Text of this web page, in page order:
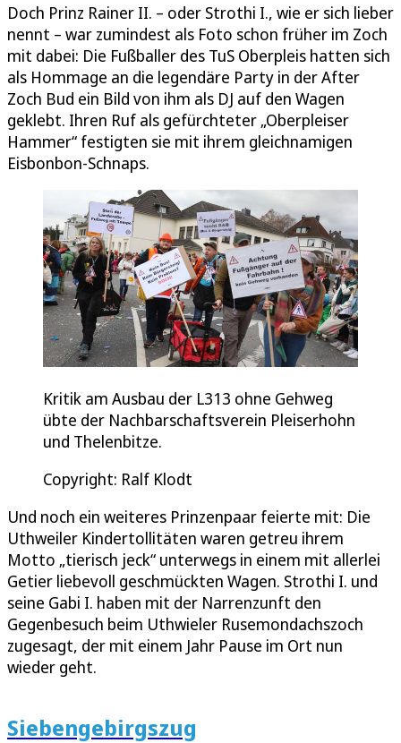
Doch Prinz Rainer II. – oder Strothi I., wie er sich lieber
nennt – war zumindest als Foto schon früher im Zoch
mit dabei: Die Fußballer des TuS Oberpleis hatten sich
als Hommage an die legendäre Party in der After
Zoch Bud ein Bild von ihm als DJ auf den Wagen
geklebt. Ihren Ruf als gefürchteter „Oberpleiser
Hammer“ festigten sie mit ihrem gleichnamigen
Eisbonbon-Schnaps.
Kritik am Ausbau der L313 ohne Gehweg
übte der Nachbarschaftsverein Pleiserhohn
und Thelenbitze.
Copyright: Ralf Klodt
Und noch ein weiteres Prinzenpaar feierte mit: Die
Uthweiler Kindertollitäten waren getreu ihrem
Motto „tierisch jeck“ unterwegs in einem mit allerlei
Getier liebevoll geschmückten Wagen. Strothi I. und
seine Gabi I. haben mit der Narrenzunft den
Gegenbesuch beim Uthwieler Rusemondachszoch
zugesagt, der mit einem Jahr Pause im Ort nun
wieder geht.
Siebengebirgszug